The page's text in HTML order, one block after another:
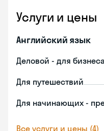
Услуги и цены
Английский язык
Деловой - для бизнеса
Для путешествий
Для начинающих -
Все услуги и цены (4)